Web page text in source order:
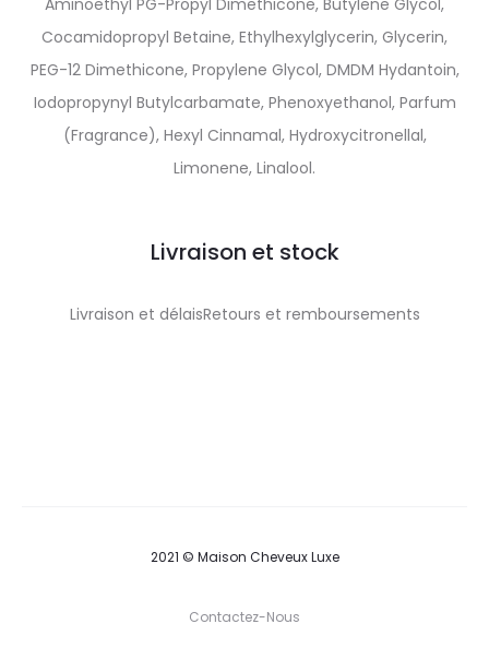
Aminoethyl PG-Propyl Dimethicone, Butylene Glycol,
Cocamidopropyl Betaine, Ethylhexylglycerin, Glycerin,
PEG-12 Dimethicone, Propylene Glycol, DMDM Hydantoin,
Iodopropynyl Butylcarbamate, Phenoxyethanol, Parfum
(Fragrance), Hexyl Cinnamal, Hydroxycitronellal,
Limonene, Linalool.
Livraison et stock
Livraison et délaisRetours et remboursements
2021 © Maison Cheveux Luxe
Contactez-Nous